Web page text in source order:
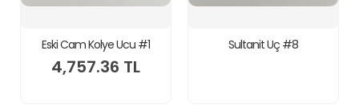
Eski Cam Kolye Ucu #1
4,757.36 TL
Sultanit Uç #8